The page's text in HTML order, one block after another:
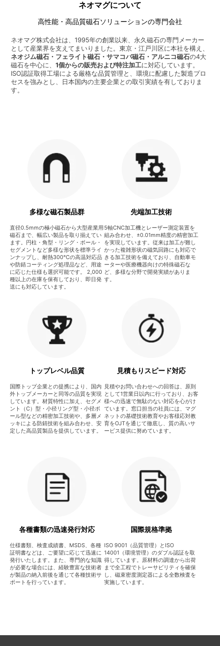
ネオマグについて
高性能・高品質磁石ソリューションの専門会社
ネオマグ株式会社は、1995年の創業以来、永久磁石の専門メーカー
として産業界を支えてまいりました。東京・江戸川区に本社を構え、
ネオジム磁石・フェライト磁石・サマコバ磁石・アルニコ磁石の4大
磁石を中心に、 1個からの販売および特注加工に対応しています。
ISO認証取得工場による厳格な品質管理と、環境に配慮した製造プロ
セスを強みとし、日本国内の主要企業との取引実績を有しておりま
す。
多様な磁石製品群
直径0.5mmの極小磁石から大型産業用
磁石まで、幅広い製品を取り揃えてい
ます。円柱・角型・リング・ボール・
セグメントなど多様な形状を標準ライ
ンナップし、耐熱300℃の高温対応品
や防錆コーティング処理品など、用途
に応じた仕様も選択可能です。 2,000
種以上の在庫を保有しており、即日発
送にも対応しています。
先端加工技術
5軸CNC加工機とレーザー測定装置を
組み合わせ、±0.01mm精度の精密加工
を実現しています。従来は加工が難し
かった複雑形状の磁気回路にも対応で
きる加工技術を備えており、自動車モ
ーターや医療機器向けの特殊磁石な
ど、多様な分野で開発実績がありま
す。
トップレベル品質
国際トップ企業との提携により、国内
外トップメーカーと同等の品質を実現
しています。材質特性に加え、セグメ
ント（C）型・小径リング型・小径ボ
ール型などの精密加工技術や、多層メ
ッキによる防錆技術を組み合わせ、安
定した高品質製品を提供しています。
見積もりスピード対応
見積やお問い合わせへの回答は、原則
として1営業日以内に行っており、お客
様への迅速で無駄のない対応を心がけ
ています。窓口担当の社員には、マグ
ネットの基礎技術教育やお客様応対教
育をOJTを通じて徹底し、質の高いサ
ービス提供に努めています。
各種書類の迅速発行対応
仕様書類、検査成績書、MSDS、各種
証明書などは、ご要望に応じて迅速に
発行いたします。また、専門的な知識
が必要な場合には、経験豊富な技術者
が製品の納入前後を通じて各種技術サ
ポートを行っています。
国際規格準拠
ISO 9001（品質管理）とISO
14001（環境管理）のダブル認証を取
得しています。原材料の調達から出荷
まで全工程でトレーサビリティを確保
し、磁束密度測定器による全数検査を
実施しています。